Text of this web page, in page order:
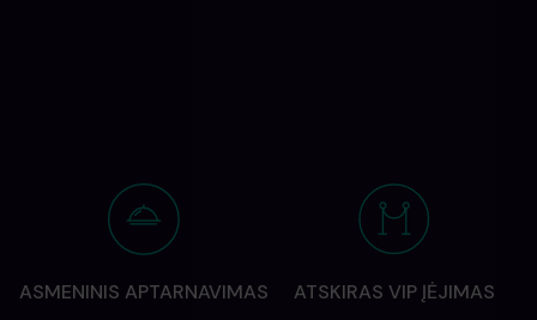
ASMENINIS APTARNAVIMAS ATSKIRAS VIP ĮĖJIMAS